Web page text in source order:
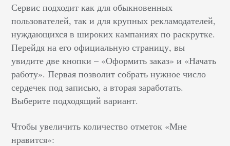
Сервис подходит как для обыкновенных
пользователей, так и для крупных рекламодателей,
нуждающихся в широких кампаниях по раскрутке.
Перейдя на его официальную страницу, вы
увидите две кнопки – «Оформить заказ» и «Начать
работу». Первая позволит собрать нужное число
сердечек под записью, а вторая заработать.
Выберите подходящий вариант.
Чтобы увеличить количество отметок «Мне
нравится»: